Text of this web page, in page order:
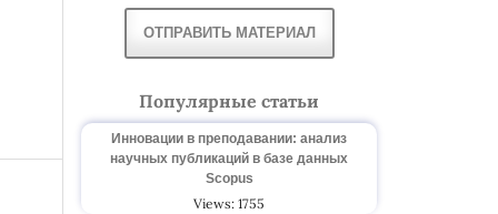
ОТПРАВИТЬ МАТЕРИАЛ
Популярные статьи
Инновации в преподавании: анализ
научных публикаций в базе данных
Scopus
Views: 1755